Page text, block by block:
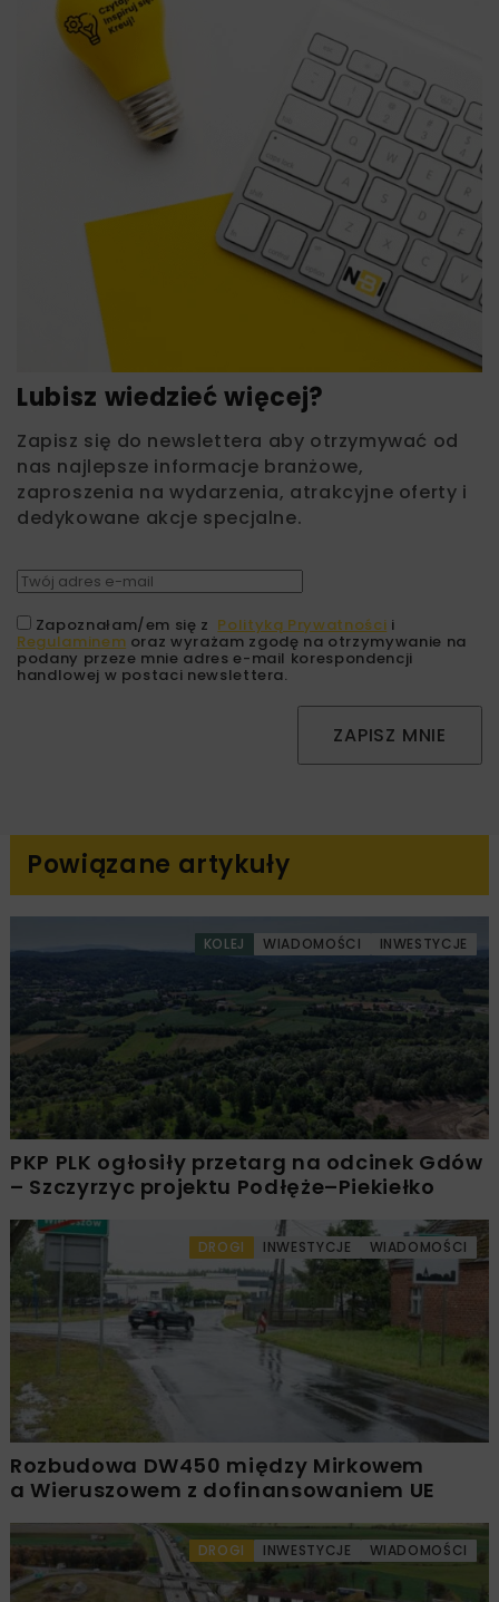
Lubisz wiedzieć więcej?
Zapisz się do newslettera aby otrzymywać od
nas najlepsze informacje branżowe,
zaproszenia na wydarzenia, atrakcyjne oferty i
dedykowane akcje specjalne.
Zapoznałam/em się z Polityką Prywatności i
Regulaminem oraz wyrażam zgodę na otrzymywanie na
podany przeze mnie adres e-mail korespondencji
handlowej w postaci newslettera.
ZAPISZ MNIE
Powiązane artykuły
KOLEJ WIADOMOŚCI INWESTYCJE
PKP PLK ogłosiły przetarg na odcinek Gdów
– Szczyrzyc projektu Podłęże–Piekiełko
DROGI INWESTYCJE WIADOMOŚCI
Rozbudowa DW450 między Mirkowem
a Wieruszowem z dofinansowaniem UE
DROGI INWESTYCJE WIADOMOŚCI